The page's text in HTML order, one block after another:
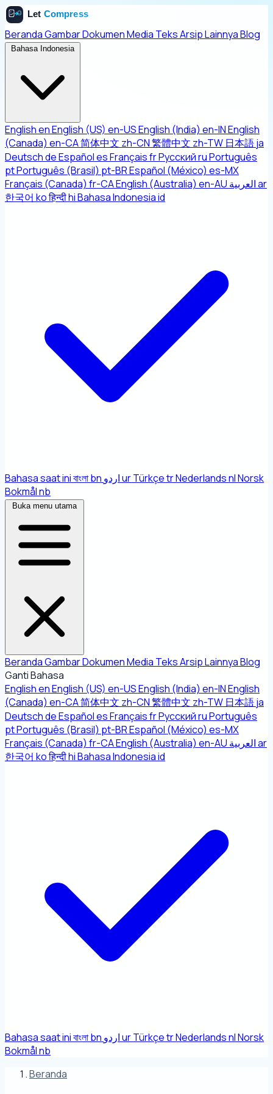
BerandaGambarDokumenMedia TeksArsipLainnyaBlog
Bahasa Indonesia
EnglishenEnglish (US) en-USEnglish (India) en-INEnglish
(Canada) en-CA简体中文 zh-CN繁體中文 zh-TW 日本語ja
DeutschdeEspañolesFrançaisfrРусскийruPortuguês
ptPortuguês (Brasil) pt-BREspañol (México) es-MX
Français (Canada) fr-CAEnglish (Australia) en-AU العربيةar
한국어 koहिन्दीhiBahasa Indonesiaid
Bahasa saat iniবাংলাbn اردوurTürkçetrNederlandsnlNorsk
Bokmålnb
Buka menu utama
BerandaGambarDokumenMedia TeksArsipLainnyaBlog
Ganti Bahasa
EnglishenEnglish (US) en-USEnglish (India) en-INEnglish
(Canada) en-CA简体中文 zh-CN繁體中文 zh-TW 日本語ja
DeutschdeEspañolesFrançaisfrРусскийruPortuguês
ptPortuguês (Brasil) pt-BREspañol (México) es-MX
Français (Canada) fr-CAEnglish (Australia) en-AU العربيةar
한국어 koहिन्दीhiBahasa Indonesiaid
Bahasa saat iniবাংলাbn اردوurTürkçetrNederlandsnlNorsk
Bokmålnb
Beranda